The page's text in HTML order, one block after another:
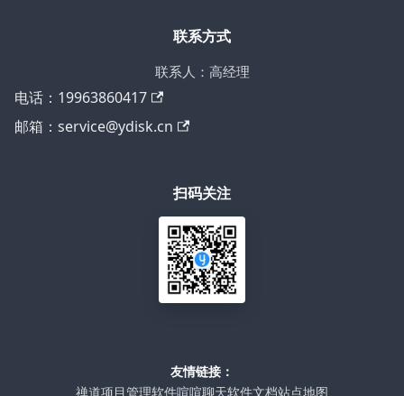
联系方式
联系人：高经理
电话：19963860417
邮箱：service@ydisk.cn
扫码关注
友情链接：
禅道项目管理软件喧喧聊天软件文档站点地图